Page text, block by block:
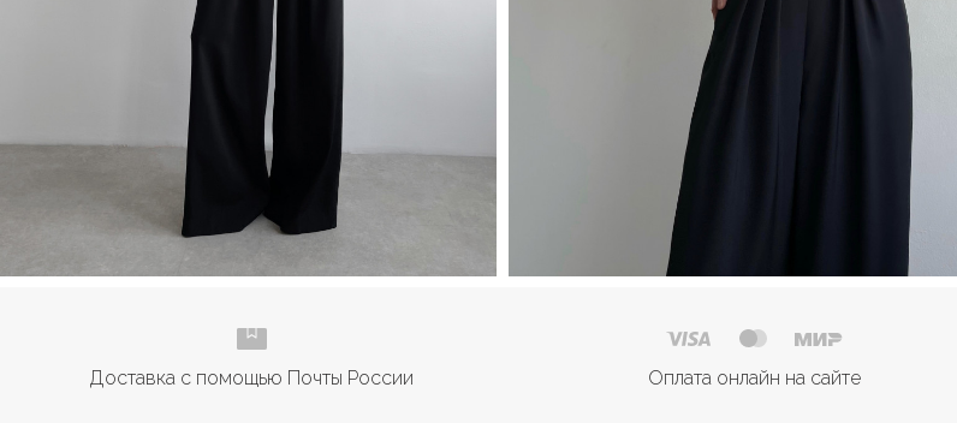
Доставка с помощью Почты России Оплата онлайн на сайте